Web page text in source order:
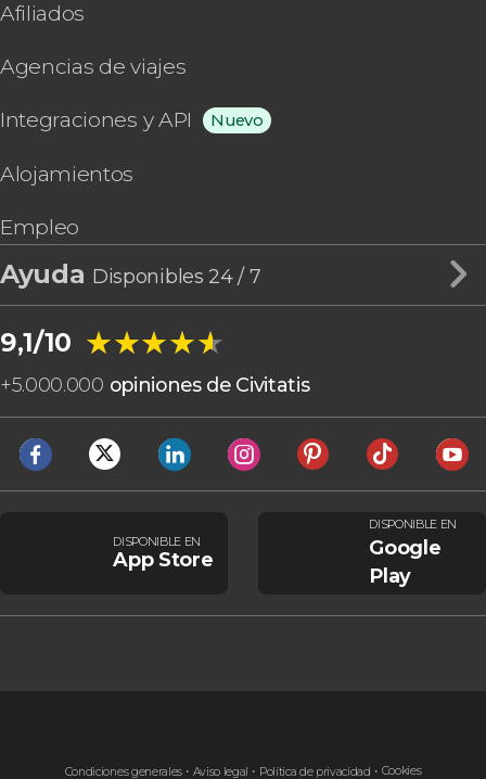
Afiliados
Agencias de viajes
Integraciones y API Nuevo
Alojamientos
Empleo
Ayuda Disponibles 24 / 7
9,1/10 ★★★★★
★★★★★
+5.000.000 opiniones de Civitatis
DISPONIBLE EN
App Store
DISPONIBLE EN
Google
Play
Condiciones generales Aviso legal Política de privacidad Cookies